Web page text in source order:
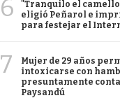
6
"Tranquilo el
eligió Peñarol e
para festejar el
7
Mujer de 29 años
intoxicarse con
presuntamente
Paysandú